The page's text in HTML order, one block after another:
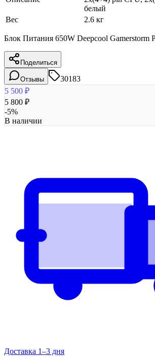
белый
Вес
2.6 кг
Блок Питания 650W Deepcool Gamerstorm
Поделиться
Отзывы
30183
5 500 ₽
5 800 ₽
-5%
В наличии
Доставка 1–3 дня